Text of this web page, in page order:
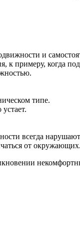
и
примеру, когда
типе.
всегда
от